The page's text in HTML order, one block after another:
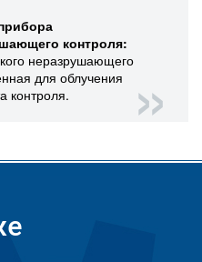
контроля:
неразрушающего
для облучения
контроля.